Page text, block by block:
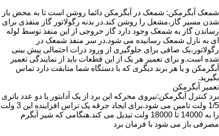
شمعک آبگرمکن: شمعک در آبگرمکن دائما روشن است تا به محض باز
شدن مسیر گاز،مشعل را روشن کند.در بدنه رگولاتور گاز منفذی برای
رساندن گاز به شمعک وجود دارد گاز خروجی از این منفذ توسط لوله
ای به نازل شمعک رسانیده می شود.در سر منفذ شمعک در
رگولاتور،یک صافی برای جلوگیری از ورود ذرات احتمالی پیش بینی
شده است.و برای تعمیر هر یک از این قطعات باید از نمایندگی تعمیر
آبگرمکن و یا هر برند دیگری که با دستگاه شما متابقت دارد تماس
بگیرید.
تعمیر آبگرمکن
برد کنترل آبگرمکن:نیروی محرکه این برد از یک آدابتور یا دو عدد باتری
1/5 ولت تامین می شود.برای ایجاد جرقه یک تراس افزاینده این 3 ولت
را به 14000 تا 18000 ولت تبدیل می کند.هنگامی که شیر آبگرم
مصرفی باز می شود با فرمان برد